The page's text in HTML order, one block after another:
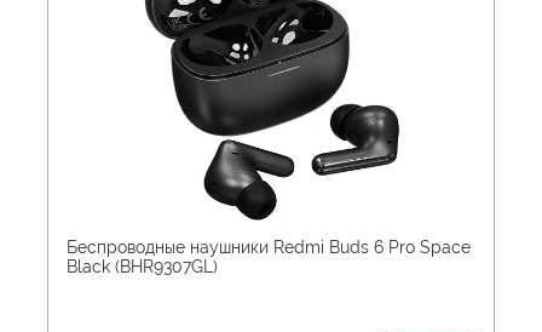
Беспроводные наушники Redmi Buds 6 Pro Space
Black (BHR9307GL)